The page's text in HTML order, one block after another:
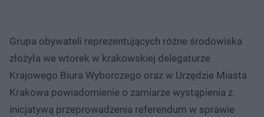
Grupa obywateli reprezentujących różne środowiska
złożyła we wtorek w krakowskiej delegaturze
Krajowego Biura Wyborczego oraz w Urzędzie Miasta
Krakowa powiadomienie o zamiarze wystąpienia z
inicjatywą przeprowadzenia referendum w sprawie